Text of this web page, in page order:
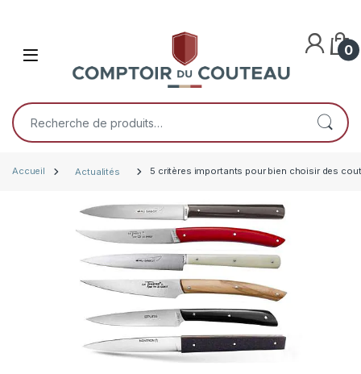
Open 0
Recherche pour :
Accueil Actualités 5 critères importants pour bien choisir des